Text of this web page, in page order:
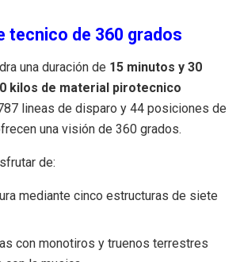
tecnico de 360 grados
una duración de 15 minutos y 30
kilos de material pirotecnico
lineas de disparo y 44 posiciones de
una visión de 360 grados.
de:
mediante cinco estructuras de siete
con monotiros y truenos terrestres